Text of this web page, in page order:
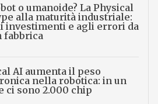
o umanoide? La Physical
alla maturità industriale:
investimenti e agli errori da
fabbrica
AI aumenta il peso
nella robotica: in un
ci sono 2.000 chip